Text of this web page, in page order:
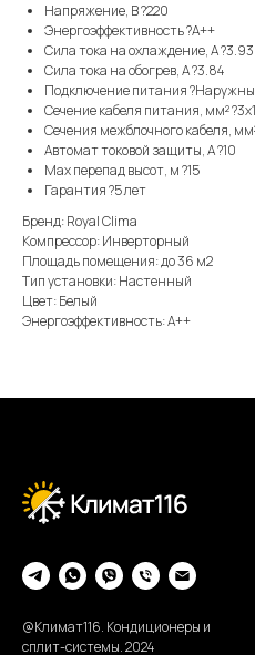
Напряжение, В ?220
Энергоэффективность ?A++
Сила тока на охлаждение, А ?3.93
Сила тока на обогрев, А ?3.84
Подключение питания
Сечение кабеля питания, мм²
Сечения межблочного кабеля,
Автомат токовой защиты, А ?10
Max перепад высот, м ?15
Гарантия ?5 лет
Бренд: Royal Clima
Компрессор: Инверторный
Площадь помещения: до 36 м2
Тип установки: Настенный
Цвет: Белый
Энергоэффективность: А++
@Климат116. Кондиционеры и
сплит-системы. 2024